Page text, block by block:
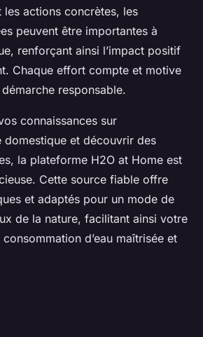
les actions concrètes, les
peuvent être importantes à
renforçant ainsi l’impact positif
Chaque effort compte et motive
responsable.
connaissances sur
domestique et découvrir des
la plateforme H2O at Home est
Cette source fiable offre
et adaptés pour un mode de
de la nature, facilitant ainsi votre
d’eau maîtrisée et